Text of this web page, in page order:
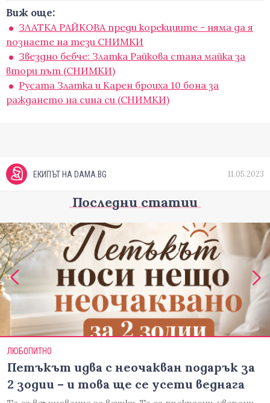
Виж още:
ЗЛАТКА РАЙКОВА преди корекциите - няма да я
познаете на тези СНИМКИ
Звездно бебче: Златка Райкова стана майка за
втори път (СНИМКИ)
Русата Златка и Карен броиха 10 бона за
раждането на сина си (СНИМКИ)
ЕКИПЪТ НА DAMA.BG 11.05.2023
Последни статии
ЛЮБОПИТНО
Петъкът идва с неочакван подарък за
2 зодии – и това ще се усети веднага